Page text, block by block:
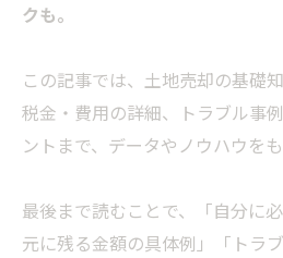
クも。
この記事では、土地売却の基礎
税金・費用の詳細、トラブル事
ントまで、データやノウハウを
最後まで読むことで、「自分に
元に残る金額の具体例」「トラ